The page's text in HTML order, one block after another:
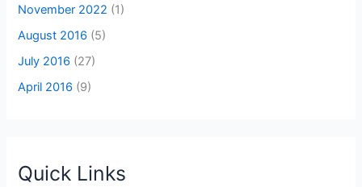
November 2022 (1)
August 2016 (5)
July 2016 (27)
April 2016 (9)
Quick Links